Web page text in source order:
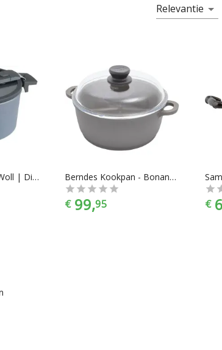
je vindt makkelijk wat je nodig hebt bij Chef99.
ook nog eens de juiste merkselectie vind je
Relevantie
Kookpan, 20 cm - Woll | Diamond Active Lite Induction Berndes Kookpan - Bonanza - Essenhouten Steel - Incl Glazen Deksel - 24 cm - Grijs
€ 99,95 €